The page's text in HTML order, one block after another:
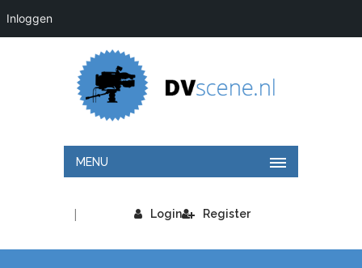
Inloggen
MENU
Login
| Register